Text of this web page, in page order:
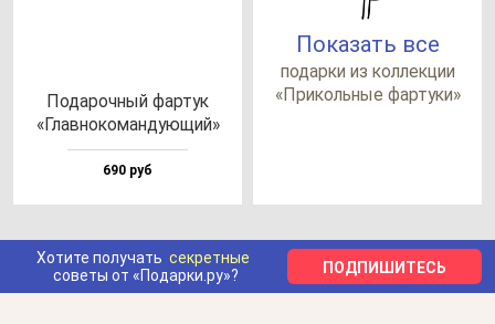
Пода­роч­ный фар­тук
«Глав­но­ко­ман­ду­ющий»
690 руб
Показать все
по­дар­ки из кол­лек­ции
«При­коль­ные фар­ту­ки»
Хотите получать секретные
советы от «Подарки.ру»?
ПОДПИШИТЕСЬ